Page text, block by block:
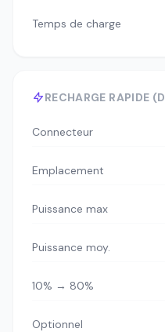
Temps de charge
RECHARGE RAPIDE
Connecteur
Emplacement
Puissance max
Puissance moy.
10% → 80%
Optionnel